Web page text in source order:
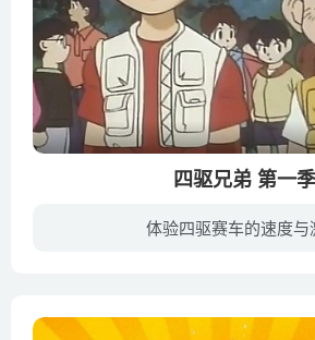
四驱兄弟 第一季
体验四驱赛车的速度与